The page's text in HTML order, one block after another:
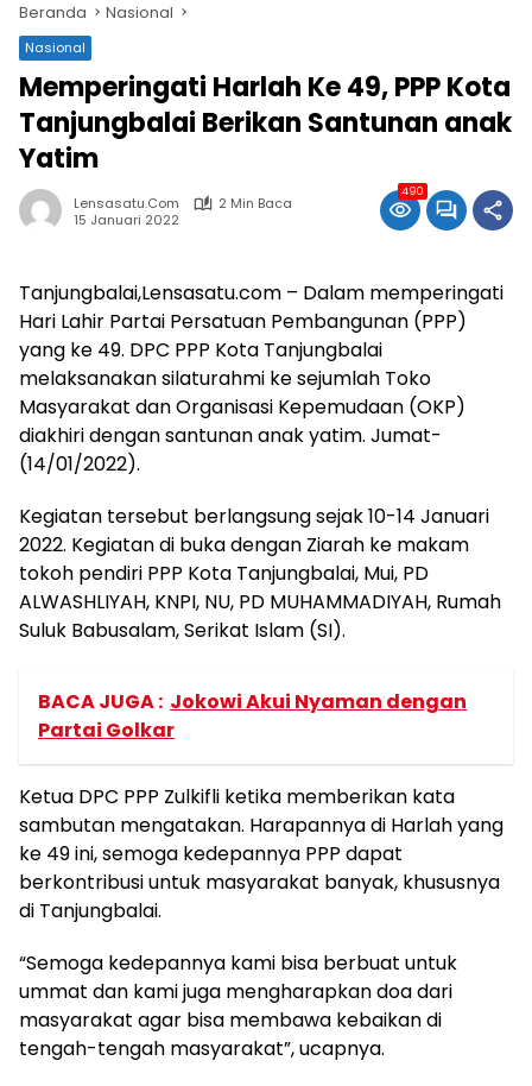
Beranda Nasional
Nasional
Memperingati Harlah Ke 49, PPP Kota
Tanjungbalai Berikan Santunan anak
Yatim
Lensasatu.com
2 Min Baca
15 Januari 2022
490
Tanjungbalai,Lensasatu.com – Dalam memperingati
Hari Lahir Partai Persatuan Pembangunan (PPP)
yang ke 49. DPC PPP Kota Tanjungbalai
melaksanakan silaturahmi ke sejumlah Toko
Masyarakat dan Organisasi Kepemudaan (OKP)
diakhiri dengan santunan anak yatim. Jumat-
(14/01/2022).
Kegiatan tersebut berlangsung sejak 10-14 Januari
2022. Kegiatan di buka dengan Ziarah ke makam
tokoh pendiri PPP Kota Tanjungbalai, Mui, PD
ALWASHLIYAH, KNPI, NU, PD MUHAMMADIYAH, Rumah
Suluk Babusalam, Serikat Islam (SI).
BACA JUGA : Jokowi Akui Nyaman dengan
Partai Golkar
Ketua DPC PPP Zulkifli ketika memberikan kata
sambutan mengatakan. Harapannya di Harlah yang
ke 49 ini, semoga kedepannya PPP dapat
berkontribusi untuk masyarakat banyak, khususnya
di Tanjungbalai.
“Semoga kedepannya kami bisa berbuat untuk
ummat dan kami juga mengharapkan doa dari
masyarakat agar bisa membawa kebaikan di
tengah-tengah masyarakat”, ucapnya.